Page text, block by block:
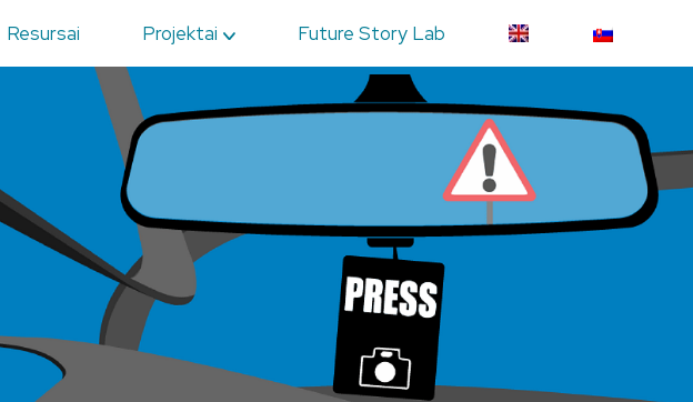
Resursai Projektai Future Story Lab